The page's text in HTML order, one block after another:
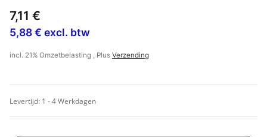
7,11 €
5,88 € excl. btw
incl. 21% Omzetbelasting , Plus Verzending
Levertijd: 1 - 4 Werkdagen